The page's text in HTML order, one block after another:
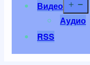
Видео
Аудио
RSS